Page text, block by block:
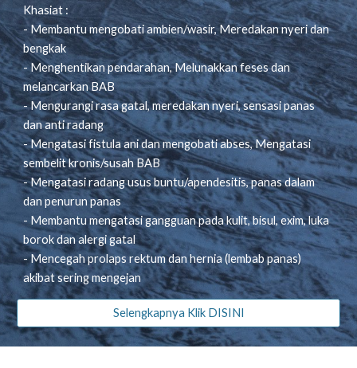
Khasiat :
- Membantu mengobati ambien/wasir, Meredakan nyeri dan
bengkak
- Menghentikan pendarahan, Melunakkan feses dan
melancarkan BAB
- Mengurangi rasa gatal, meredakan nyeri, sensasi panas
dan anti radang
- Mengatasi fistula ani dan mengobati abses, Mengatasi
sembelit kronis/susah BAB
- Mengatasi radang usus buntu/apendesitis, panas dalam
dan penurun panas
- Membantu mengatasi gangguan pada kulit, bisul, exim, luka
borok dan alergi gatal
- Mencegah prolaps rektum dan hernia (lembab panas)
akibat sering mengejan
Selengkapnya Klik DISINI